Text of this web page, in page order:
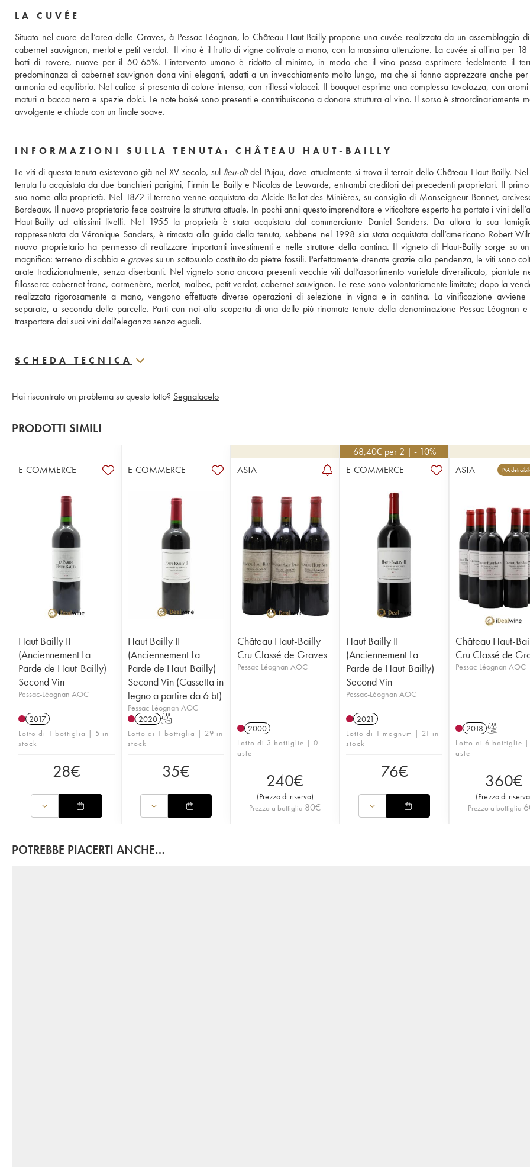
LA CUVÉE
Situato nel cuore dell’area delle Graves, à Pessac-Léognan, lo Château Haut-Bailly propone una cuvée realizzata da un assemblaggio
cabernet sauvignon, merlot e petit verdot.  Il vino è il frutto di vigne coltivate a mano, con la massima attenzione. La cuvée si affina per 18
botti di rovere, nuove per il 50-65%. L'intervento umano è ridotto al minimo, in modo che il vino possa esprimere fedelmente il
predominanza di cabernet sauvignon dona vini eleganti, adatti a un invecchiamento molto lungo, ma che si fanno apprezzare anche
armonia ed equilibrio. Nel calice si presenta di colore intenso, con riflessi violacei. Il bouquet esprime una complessa tavolozza, con
maturi a bacca nera e spezie dolci. Le note boisé sono presenti e contribuiscono a donare struttura al vino. Il sorso è straordinariamente
avvolgente e chiude con un finale soave.
INFORMAZIONI SULLA TENUTA: CHÂTEAU HAUT-BAILLY
Le viti di questa tenuta esistevano già nel XV secolo, sul lieu-dit del Pujau, dove attualmente si trova il terroir dello Château Haut-Bailly.
tenuta fu acquistata da due banchieri parigini, Firmin Le Bailly e Nicolas de Leuvarde, entrambi creditori dei precedenti proprietari. Il
suo nome alla proprietà. Nel 1872 il terreno venne acquistato da Alcide Bellot des Minières, su consiglio di Monseigneur Bonnet,
Bordeaux. Il nuovo proprietario fece costruire la struttura attuale. In pochi anni questo imprenditore e viticoltore esperto ha portato i vini
Haut-Bailly ad altissimi livelli. Nel 1955 la proprietà è stata acquistata dal commerciante Daniel Sanders. Da allora la sua
rappresentata da Véronique Sanders, è rimasta alla guida della tenuta, sebbene nel 1998 sia stata acquistata dall’americano Robert
nuovo proprietario ha permesso di realizzare importanti investimenti e nelle strutture della cantina. Il vigneto di Haut-Bailly sorge su
magnifico: terreno di sabbia e graves su un sottosuolo costituito da pietre fossili. Perfettamente drenate grazie alla pendenza, le viti sono
arate tradizionalmente, senza diserbanti. Nel vigneto sono ancora presenti vecchie viti dall’assortimento varietale diversificato, piantate
fillossera: cabernet franc, carmenère, merlot, malbec, petit verdot, cabernet sauvignon. Le rese sono volontariamente limitate; dopo la
realizzata rigorosamente a mano, vengono effettuate diverse operazioni di selezione in vigna e in cantina. La vinificazione avviene
separate, a seconda delle parcelle. Parti con noi alla scoperta di una delle più rinomate tenute della denominazione Pessac-Léognan e
trasportare dai suoi vini dall'eleganza senza eguali.
SCHEDA TECNICA
Hai riscontrato un problema su questo lotto? Segnalacelo
PRODOTTI SIMILI
E-COMMERCE
Haut Bailly II
(Anciennement La
Parde de Haut-Bailly)
Second Vin
Pessac-Léognan AOC
2017
Lotto di 1 bottiglia | 5 in
stock
28€
E-COMMERCE
Haut Bailly II
(Anciennement La
Parde de Haut-Bailly)
Second Vin (Cassetta in
legno a partire da 6 bt)
Pessac-Léognan AOC
2020 T
Lotto di 1 bottiglia | 29 in
stock
35€
ASTA
Château Haut-Bailly
Cru Classé de Graves
Pessac-Léognan AOC
2000
Lotto di 3 bottiglie | 0
aste
240€
(Prezzo di riserva)
Prezzo a bottiglia 80€
68,40€ per 2 | - 10%
E-COMMERCE
Haut Bailly II
(Anciennement La
Parde de Haut-Bailly)
Second Vin
Pessac-Léognan AOC
2021
Lotto di 1 magnum | 21 in
stock
76€
ASTA IVA
Château Haut-
Cru Classé de
Pessac-Léognan AOC
2018 T
Lotto di 6 bottiglie
aste
360€
(Prezzo di riserva
Prezzo a bottiglia
POTREBBE PIACERTI ANCHE…